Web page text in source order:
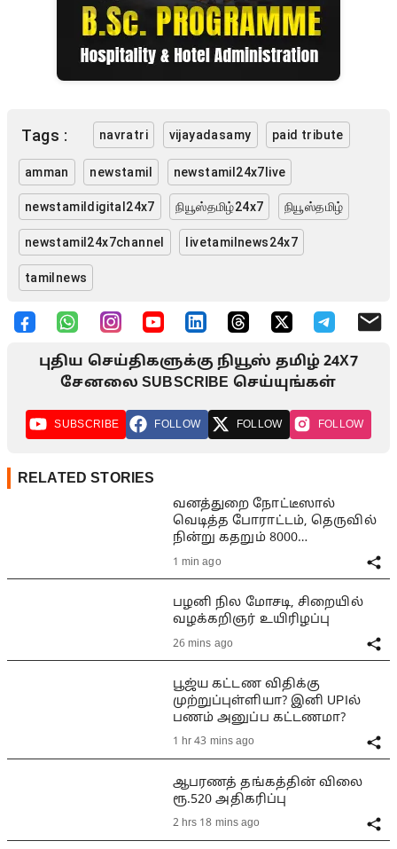
Tags : navratri vijayadasamy paid tribute
amman newstamil newstamil24x7live
newstamildigital24x7 நியூஸ்தமிழ்24x7 நியூஸ்தமிழ்
newstamil24x7channel livetamilnews24x7
tamilnews
புதிய செய்திகளுக்கு நியூஸ் தமிழ் 24X7
சேனலை SUBSCRIBE செய்யுங்கள்
SUBSCRIBE FOLLOW FOLLOW FOLLOW
RELATED STORIES
வனத்துறை நோட்டீஸால்
வெடித்த போராட்டம், தெருவில்
நின்று கதறும் 8000
குடும்பங்கள்
1 min ago
பழனி நில மோசடி, சிறையில்
வழக்கறிஞர் உயிரிழப்பு
26 mins ago
பூஜ்ய கட்டண விதிக்கு
முற்றுப்புள்ளியா? இனி UPIல்
பணம் அனுப்ப கட்டணமா?
1 hr 43 mins ago
ஆபரணத் தங்கத்தின் விலை
ரூ.520 அதிகரிப்பு
2 hrs 18 mins ago